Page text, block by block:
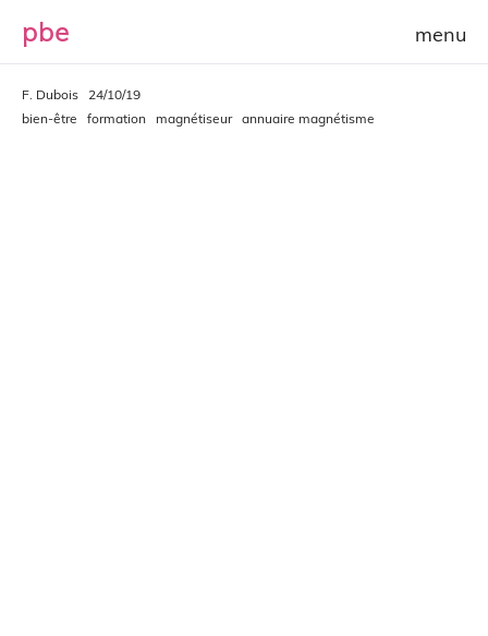
pbe
F. Dubois
24/10/19
bien-être
formation magnétiseur annuaire magnétisme